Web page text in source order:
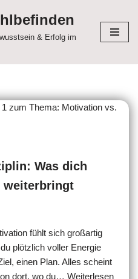
& Erfolg im
Was dich
weiterbringt
fühlt sich großartig
plötzlich voller Energie
einen Plan. Alles scheint
dort, wo du… Weiterlesen